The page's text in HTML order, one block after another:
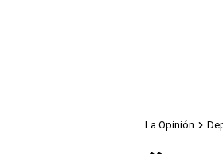
La Opinión